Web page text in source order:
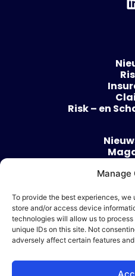
Manage
To provide the best experiences,
store and/or access device
technologies will allow us to
unique IDs on this site. Not
adversely affect certain features
Risk – en
Algemene